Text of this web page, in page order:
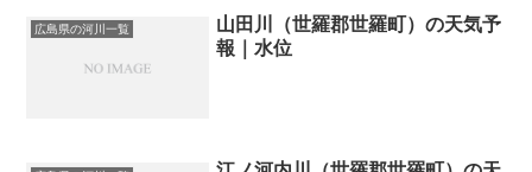
広島県の河川一覧
山田川（世羅郡世羅町）の天気予
報｜水位